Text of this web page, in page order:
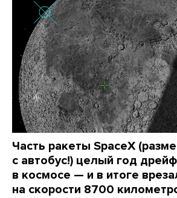
Часть ракеты SpaceX
с автобус!) целый год
в космосе — и в итоге
на скорости 8700